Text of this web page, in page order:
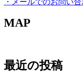
MAP
最近の投稿